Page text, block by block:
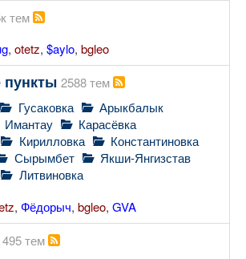
тем
, otetz, $aylo, bgleo
2588 тем
Гусаковка
Арыкбалык
Имантау
Карасёвка
Кирилловка
Константиновка
Сырымбет
Якши-Янгизстав
Литвиновка
, Фёдорыч, bgleo, GVA
495 тем